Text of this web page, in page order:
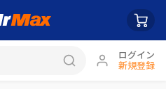
ログイン
新規登録